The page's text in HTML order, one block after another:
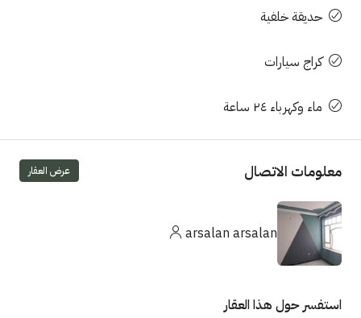
حديقة خلفية
كراج سيارات
ماء وكهرباء ٢٤ ساعة
معلومات الاتصال عرض العقار
arsalan arsalan
استفسر حول هذا العقار